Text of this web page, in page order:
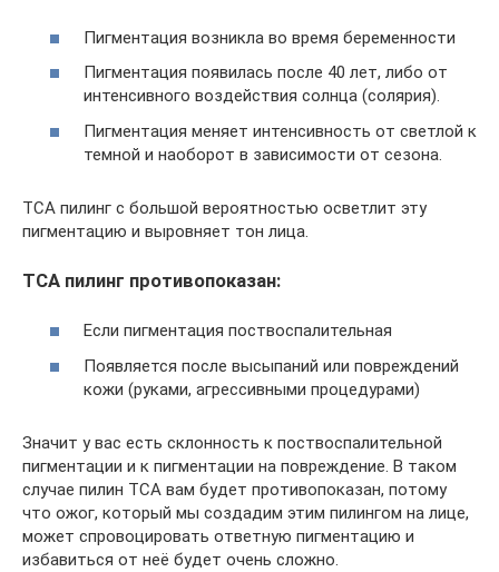
Пигментация возникла во время беременности
Пигментация появилась после 40 лет, либо от
интенсивного воздействия солнца (солярия).
Пигментация меняет интенсивность от светлой к
темной и наоборот в зависимости от сезона.
ТСА пилинг с большой вероятностью осветлит эту
пигментацию и выровняет тон лица.
ТСА пилинг противопоказан:
Если пигментация поствоспалительная
Появляется после высыпаний или повреждений
кожи (руками, агрессивными процедурами)
Значит у вас есть склонность к поствоспалительной
пигментации и к пигментации на повреждение. В таком
случае пилин ТСА вам будет противопоказан, потому
что ожог, который мы создадим этим пилингом на лице,
может спровоцировать ответную пигментацию и
избавиться от неё будет очень сложно.